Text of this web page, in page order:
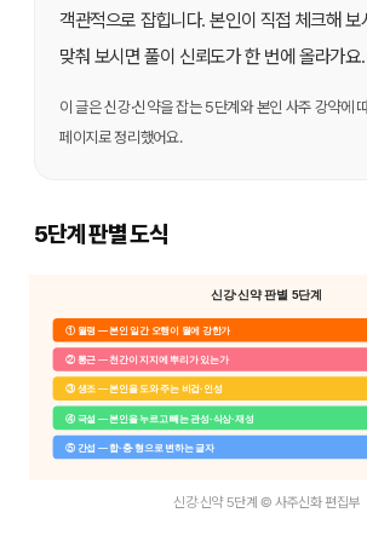
객관적으로 잡힙니다. 본인이 직접 체크해 보
맞춰 보시면 풀이 신뢰도가 한 번에 올라가요.
이 글은 신강·신약을 잡는 5단계와 본인 사주 강약에
페이지로 정리했어요.
5단계 판별 도식
신강·신약 판별 5단계
① 월령 — 본인 일간 오행이 월에 강한가
② 통근 — 천간이 지지에 뿌리가 있는가
③ 생조 — 본인을 도와 주는 비겁·인성
④ 극설 — 본인을 누르고 빼는 관성·식상·재성
⑤ 간섭 — 합·충·형으로 변하는 글자
신강·신약 5단계 © 사주신화 편집부